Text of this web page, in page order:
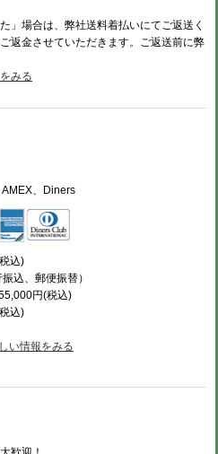
」場合は、弊社送料着払いにてご返送く
返金させていただきます。ご返送前に弊
みる
、Diners
込)
込、郵便振替）
円(税込)
込)
い情報をみる